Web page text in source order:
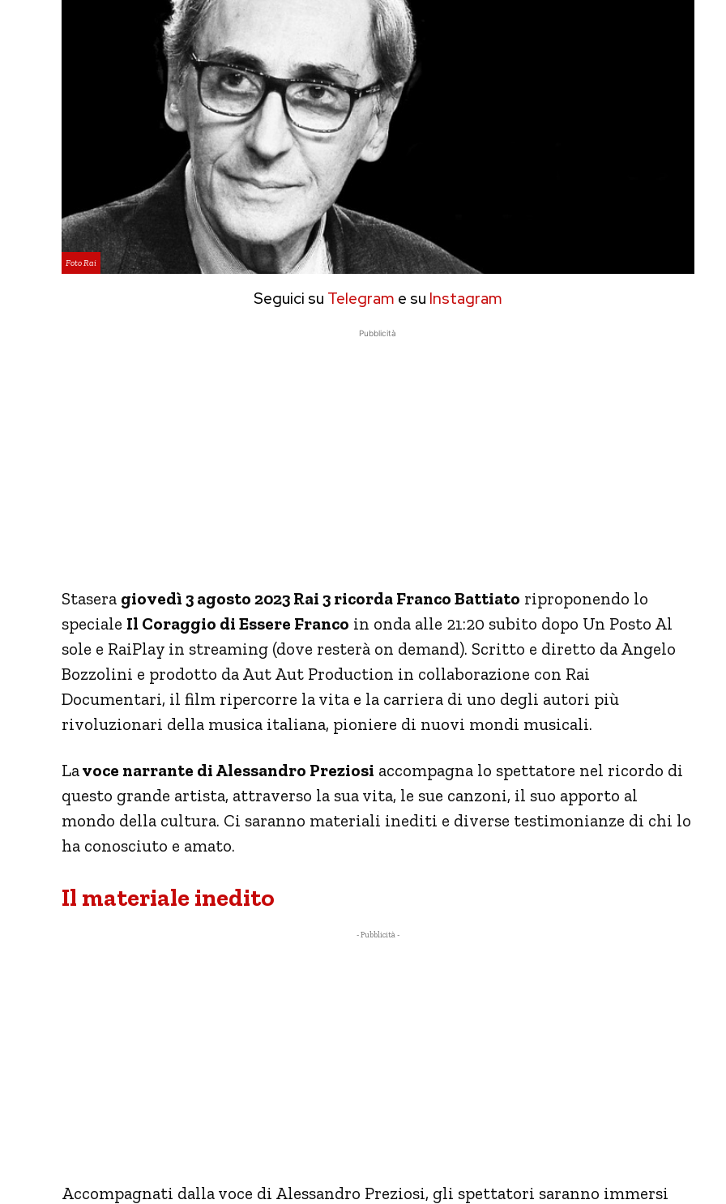
Foto Rai
Seguici su Telegram e su Instagram
Pubblicità
Stasera giovedì 3 agosto 2023 Rai 3 ricorda Franco Battiato riproponendo lo
speciale Il Coraggio di Essere Franco in onda alle 21:20 subito dopo Un Posto Al
sole e RaiPlay in streaming (dove resterà on demand). Scritto e diretto da Angelo
Bozzolini e prodotto da Aut Aut Production in collaborazione con Rai
Documentari, il film ripercorre la vita e la carriera di uno degli autori più
rivoluzionari della musica italiana, pioniere di nuovi mondi musicali.
Lavoce narrante di Alessandro Preziosi accompagna lo spettatore nel ricordo di
questo grande artista, attraverso la sua vita, le sue canzoni, il suo apporto al
mondo della cultura. Ci saranno materiali inediti e diverse testimonianze di chi lo
ha conosciuto e amato.
Il materiale inedito
- Pubblicità -
Accompagnati dalla voce di Alessandro Preziosi, gli spettatori saranno immersi